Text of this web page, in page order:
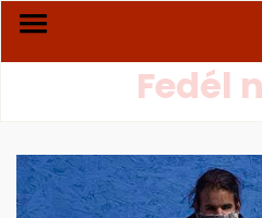
Fedél